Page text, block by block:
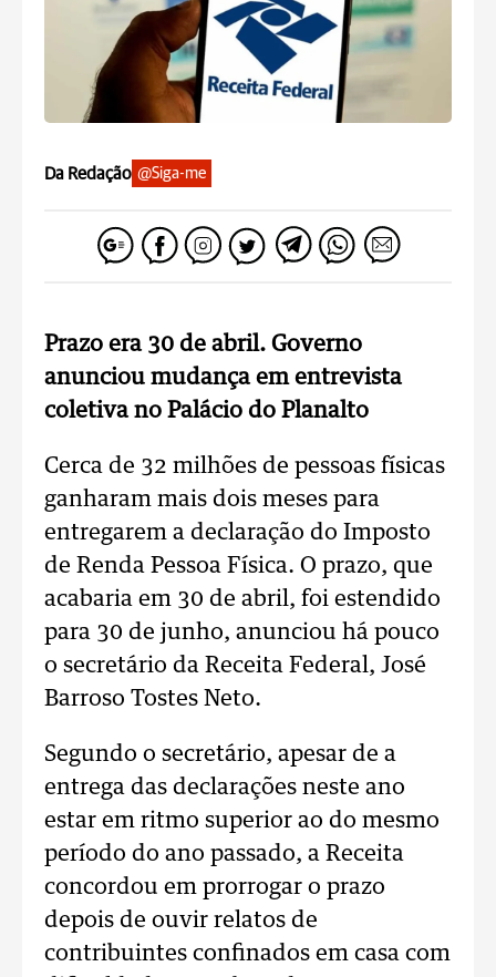
Da Redação @Siga-me
Prazo era 30 de abril. Governo
anunciou mudança em entrevista
coletiva no Palácio do Planalto
Cerca de 32 milhões de pessoas físicas
ganharam mais dois meses para
entregarem a declaração do Imposto
de Renda Pessoa Física. O prazo, que
acabaria em 30 de abril, foi estendido
para 30 de junho, anunciou há pouco
o secretário da Receita Federal, José
Barroso Tostes Neto.
Segundo o secretário, apesar de a
entrega das declarações neste ano
estar em ritmo superior ao do mesmo
período do ano passado, a Receita
concordou em prorrogar o prazo
depois de ouvir relatos de
contribuintes confinados em casa com